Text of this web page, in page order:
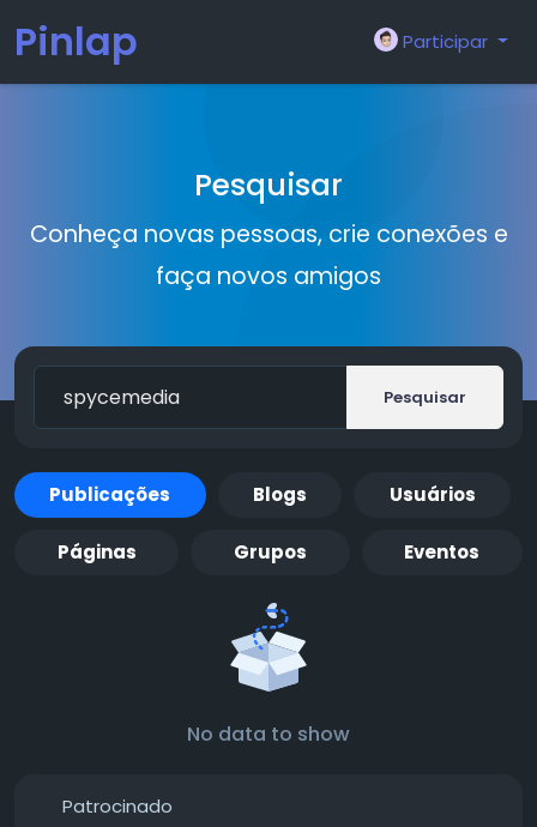
Pinlap Participar
Pesquisar
Conheça novas pessoas, crie conexões e
faça novos amigos
Pesquisar
Publicações Blogs Usuários
Páginas Grupos Eventos
No data to show
Patrocinado